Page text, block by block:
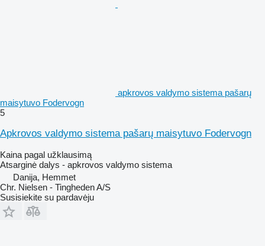
apkrovos valdymo sistema pašarų
maisytuvo Fodervogn
5
Apkrovos valdymo sistema pašarų maisytuvo Fodervogn
Kaina pagal užklausimą
Atsarginė dalys - apkrovos valdymo sistema
Danija, Hemmet
Chr. Nielsen - Tingheden A/S
Susisiekite su pardavėju